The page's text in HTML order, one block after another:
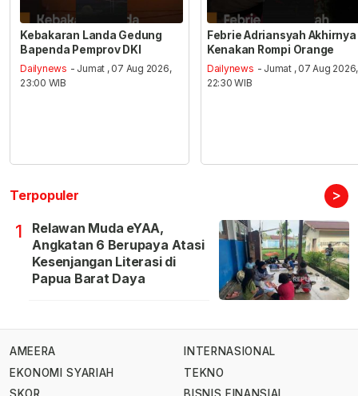
Kebakaran Landa Gedung
Bapenda Pemprov DKI
Dailynews - Jumat , 07 Aug 2026,
23:00 WIB
Febrie Adriansyah Akhirnya
Kenakan Rompi Orange
Dailynews - Jumat , 07 Aug 2026,
22:30 WIB
Terpopuler >
1
Relawan Muda eYAA,
Angkatan 6 Berupaya Atasi
Kesenjangan Literasi di
Papua Barat Daya
AMEERA
EKONOMI SYARIAH
INTERNASIONAL
TEKNO